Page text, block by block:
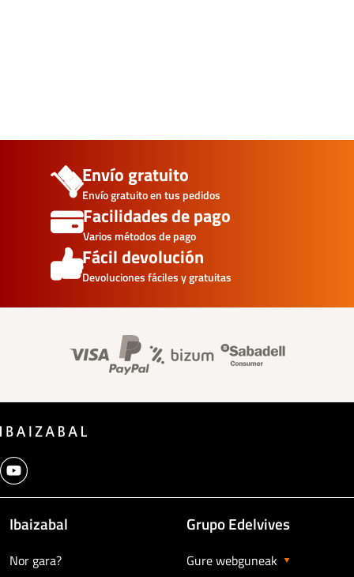
Envío gratuito
Envío gratuito en tus pedidos
Facilidades de pago
Varios métodos de pago
Fácil devolución
Devoluciones fáciles y gratuitas
Banner información
Ibaizabal
Nor gara?
Grupo Edelvives
Gure webguneak